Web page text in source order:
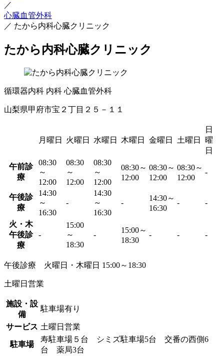
／
心臓血管外科
／ たから内科心臓クリニック
たから内科心臓クリニック
循環器内科 内科 心臓血管外科
山梨県甲府市宝２丁目２５－１１
月曜日 火曜日 水曜日 木曜日 金曜日 土曜日
日
曜
日
午前診
療
08:30
～
12:00
08:30
～
12:00
08:30
～
12:00
08:30～
12:00
08:30～
12:00
08:30～
12:00
-
午後診
療
14:30
～
16:30
-
14:30
～
16:30
-
14:30～
16:30
- -
火・木
午後診
療
-
15:00
～
18:30
-
15:00～
18:30
- - -
午後診療 火曜日・木曜日 15:00～18:30
土曜日営業
施設・設
備
駐車場有り
サービス 土曜日営業
駐車場
寿駐車場５台 シミズ駐車場5台 交番の西側6
台 薬局3台